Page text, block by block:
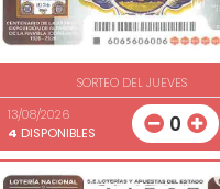
SORTEO DEL JUEVES
13/08/2026
4 DISPONIBLES 0